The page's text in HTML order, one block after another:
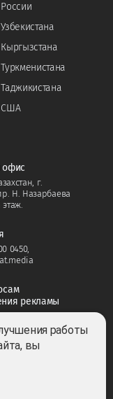
США
офис
г.
Н. Назарбаева
0450,
рекламы
работы
вы